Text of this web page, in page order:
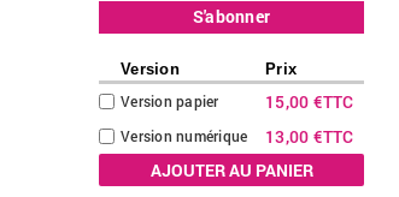
S'abonner
Version Prix
Version papier 15,00 €TTC
Version numérique 13,00 €TTC